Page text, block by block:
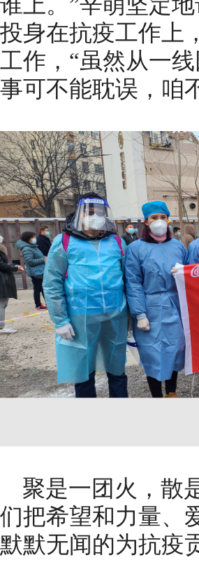
投身在抗疫工作上
工作，“虽然从一
事可不能耽误，咱
聚是一团火，散
们把希望和力量、
默默无闻的为抗疫